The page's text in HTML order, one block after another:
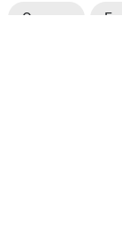
Оплата